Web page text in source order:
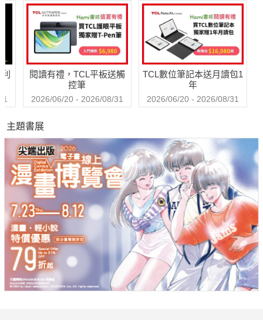
變輕鬆的16型人格
共事說明書
閱讀有禮，TCL平板送觸
控筆
2026/06/20 - 2026/08/31
TCL數位筆記本送月讀包1
年
2026/06/20 - 2026/08/31
主題書展